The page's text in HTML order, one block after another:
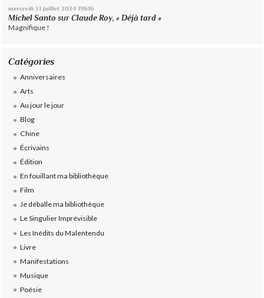
mercredi 31 juillet 2024 19h16
Michel Santo surClaude Roy, « Déjà tard »
Magnifique !
Catégories
Anniversaires
Arts
Au jour le jour
Blog
Chine
Écrivains
Édition
En fouillant ma bibliothèque
Film
Je déballe ma bibliothèque
Le Singulier Imprévisible
Les Inédits du Malentendu
Livre
Manifestations
Musique
Poésie